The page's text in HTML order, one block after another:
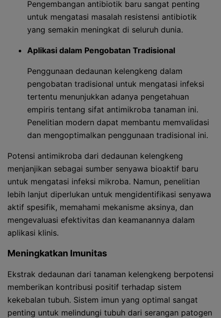
Pengembangan antibiotik baru sangat penting
untuk mengatasi masalah resistensi antibiotik
yang semakin meningkat di seluruh dunia.
Aplikasi dalam Pengobatan Tradisional
Penggunaan dedaunan kelengkeng dalam
pengobatan tradisional untuk mengatasi infeksi
tertentu menunjukkan adanya pengetahuan
empiris tentang sifat antimikroba tanaman ini.
Penelitian modern dapat membantu memvalidasi
dan mengoptimalkan penggunaan tradisional ini.
Potensi antimikroba dari dedaunan kelengkeng
menjanjikan sebagai sumber senyawa bioaktif baru
untuk mengatasi infeksi mikroba. Namun, penelitian
lebih lanjut diperlukan untuk mengidentifikasi senyawa
aktif spesifik, memahami mekanisme aksinya, dan
mengevaluasi efektivitas dan keamanannya dalam
aplikasi klinis.
Meningkatkan Imunitas
Ekstrak dedaunan dari tanaman kelengkeng berpotensi
memberikan kontribusi positif terhadap sistem
kekebalan tubuh. Sistem imun yang optimal sangat
penting untuk melindungi tubuh dari serangan patogen